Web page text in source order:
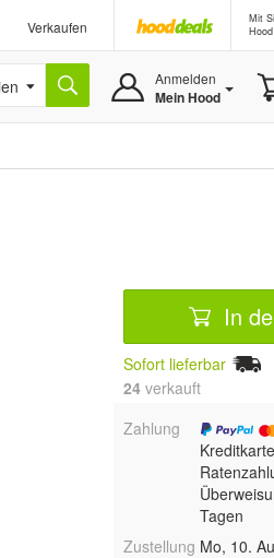
Verkaufen
Mit
Anmelden
Mein Hood
In
Sofort lieferbar
24 verkauft
Zahlung
Tagen
Zustellung Mo, 10.